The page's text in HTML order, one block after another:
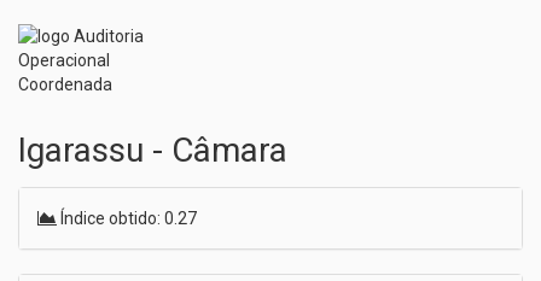
Igarassu - Câmara
Índice obtido: 0.27